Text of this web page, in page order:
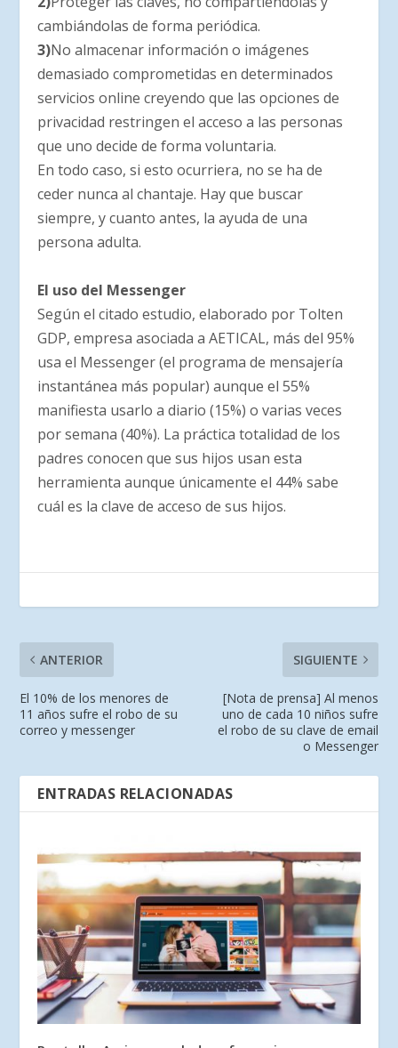
cambiándolas de forma periódica.
3)No almacenar información o imágenes
demasiado comprometidas en determinados
servicios online creyendo que las opciones de
privacidad restringen el acceso a las personas
que uno decide de forma voluntaria.
En todo caso, si esto ocurriera, no se ha de
ceder nunca al chantaje. Hay que buscar
siempre, y cuanto antes, la ayuda de una
persona adulta.
El uso del Messenger
Según el citado estudio, elaborado por Tolten
GDP, empresa asociada a AETICAL, más del 95%
usa el Messenger (el programa de mensajería
instantánea más popular) aunque el 55%
manifiesta usarlo a diario (15%) o varias veces
por semana (40%). La práctica totalidad de los
padres conocen que sus hijos usan esta
herramienta aunque únicamente el 44% sabe
cuál es la clave de acceso de sus hijos.
ANTERIOR
El 10% de los menores de
11 años sufre el robo de su
correo y messenger
SIGUIENTE
[Nota de prensa] Al menos
uno de cada 10 niños sufre
el robo de su clave de email
o Messenger
ENTRADAS RELACIONADAS